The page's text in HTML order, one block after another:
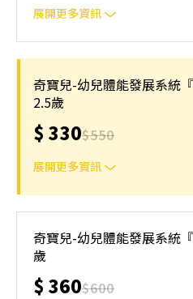
展開更多資訊
為2-3歲寶貝設計的體能課程，
讓孩子在家長的陪伴下探索身
能力，並在遊戲中快樂成長！
奇寶兒-幼兒體能發展系統
2.5歲
$ 330$550
展開更多資訊
打造的親子共學課程，讓孩子
遊戲探索世界、認知體驗、發
安全感！
奇寶兒-幼兒體能發展系統
歲
$ 360$600